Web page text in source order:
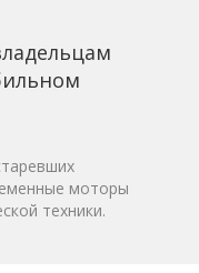
моторы
техники.